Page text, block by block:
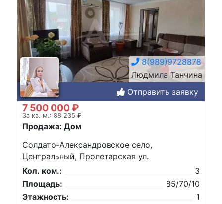
8(989)9728878
Людмила Танчина
Отправить заявку
7 500 000 ₽
За кв. м.: 88 235 ₽
Продажа: Дом
Солдато-Александровское село,
Центральный, Пролетарская ул.
Кол. ком.:
3
Площадь:
85/70/10
Этажность:
1